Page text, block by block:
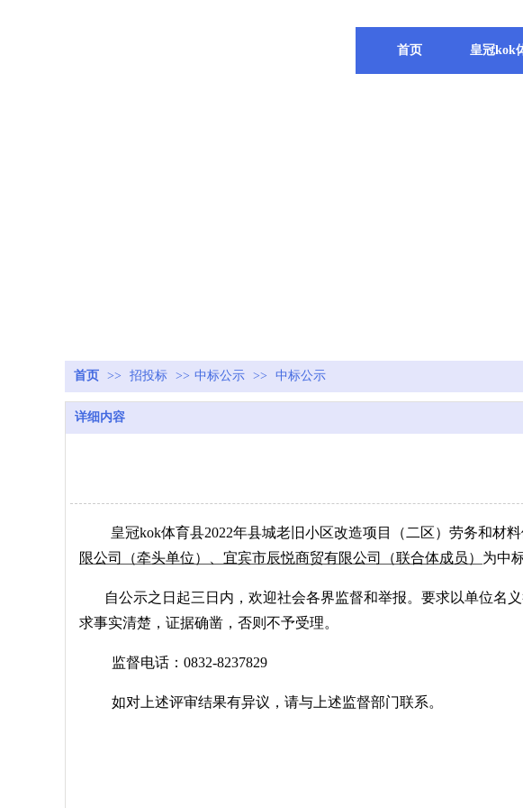
首页 皇冠kok
首页 >> 招投标 >> 中标公示 >> 中标公示
详细内容
皇冠kok体育县2022年县城老旧小区改造项目（ 二 区）劳务和材
限公司（牵头单位）、宜宾市辰悦商贸有限公司（联合体成员） 为中
自公示之日起三日内，欢迎社会各界监督和举报。要求以单位名
求事实清楚，证据确凿，否则不予受理。
监督电话：0832-8237829
如对上述评审结果有异议，请与上述监督部门联系。